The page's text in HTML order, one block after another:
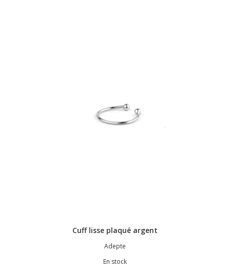
Cuff lisse plaqué argent
Adepte
En stock